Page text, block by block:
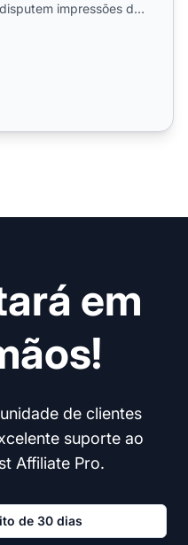
impressões de
em
de clientes
suporte ao
Affiliate Pro.
de 30 dias